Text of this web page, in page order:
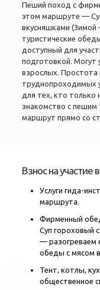
Пеший поход с
этом маршруте —
вкусняшками (Зимой
туристические
доступный для
подготовкой. Могут
взрослых. Простота
труднопроходимых
для тех, кто только
знакомство с
маршрут прямо со
Взнос на участие
Услуги гида-
маршрута.
Фирменный
Суп гороховый
— разогреваем
обеды с мясом
Тент, котлы,
общественное